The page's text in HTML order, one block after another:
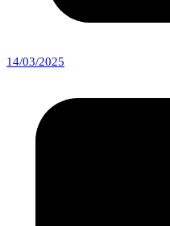
14/03/2025